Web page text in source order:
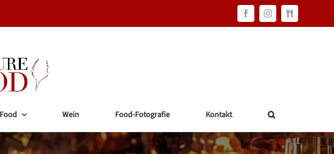
FacebookInstagramFAWC
Consulting
Wein Food-Fotografie Kontakt